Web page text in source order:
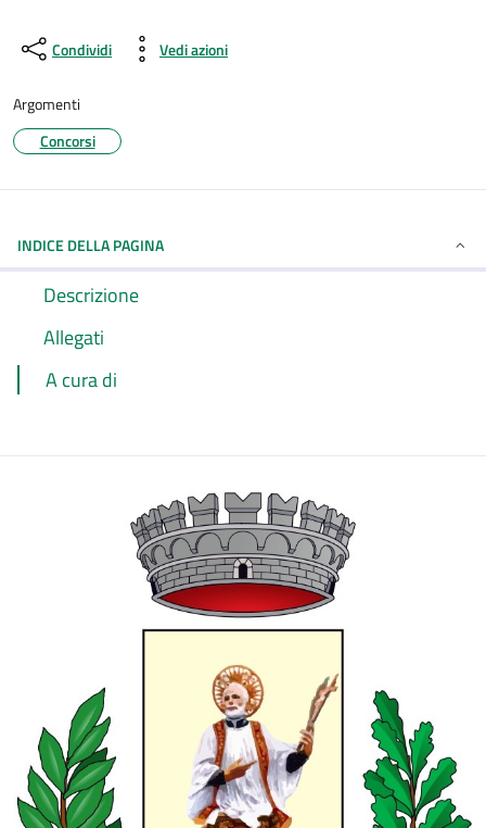
Condividi Vedi azioni
Argomenti
Concorsi
INDICE DELLA PAGINA
Descrizione
Allegati
A cura di